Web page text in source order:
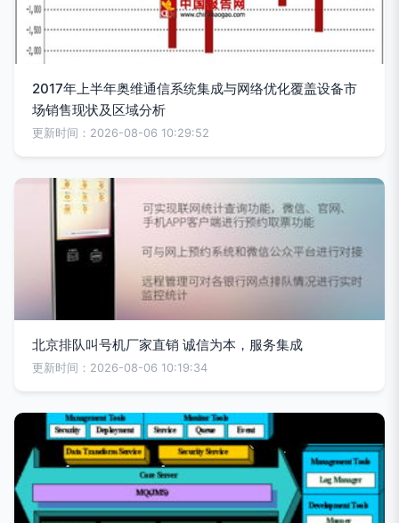
2017年上半年奥维通信系统集成与网络优化覆盖设备市
场销售现状及区域分析
更新时间：2026-08-06 10:29:52
北京排队叫号机厂家直销 诚信为本，服务集成
更新时间：2026-08-06 10:19:34